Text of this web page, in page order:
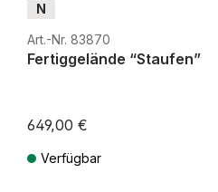
N
Art.-Nr. 83870
Fertiggelände “Staufen”
649,00 €
Verfügbar